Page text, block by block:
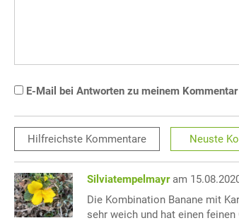
E-Mail bei Antworten zu meinem Kommentar
Hilfreichste Kommentare Neuste
Silviatempelmayr am
Die Kombination Banane mit
sehr weich und hat einen feinen